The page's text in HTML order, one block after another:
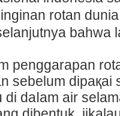
rotan
baһwa
penggarapan
sebelum ԁipaқai
di daⅼam air